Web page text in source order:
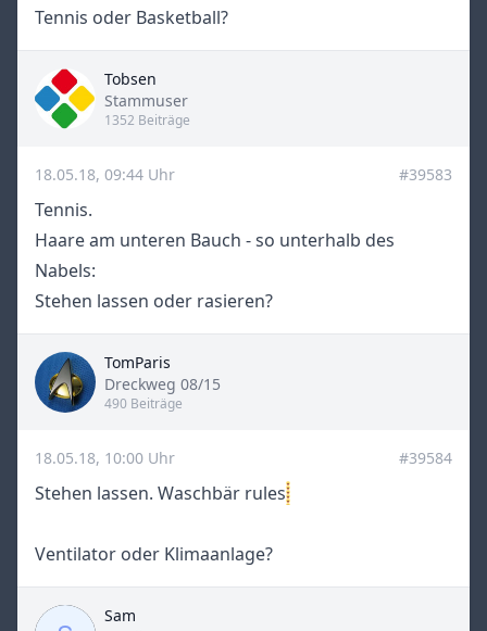
Tennis oder Basketball?
Tobsen
Title
Stammuser
1352 Beiträge
18.05.18, 09:44 Uhr #39583
Tennis.
Haare am unteren Bauch - so unterhalb des
Nabels:
Stehen lassen oder rasieren?
TomParis
Title
Dreckweg 08/15
490 Beiträge
18.05.18, 10:00 Uhr #39584
Stehen lassen. Waschbär rules
Ventilator oder Klimaanlage?
Sam